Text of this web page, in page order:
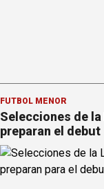
FÚTBOL MENOR
Selecciones de
preparan el debut